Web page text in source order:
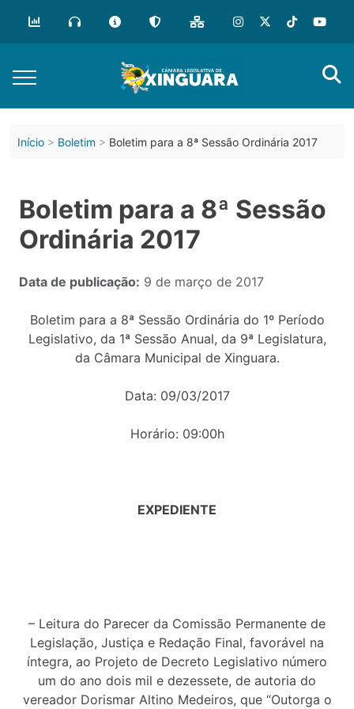
Início Boletim Boletim para a 8ª Sessão Ordinária 2017
Boletim para a 8ª Sessão
Ordinária 2017
Data de publicação: 9 de março de 2017
Boletim para a 8ª Sessão Ordinária do 1º Período
Legislativo, da 1ª Sessão Anual, da 9ª Legislatura,
da Câmara Municipal de Xinguara.
Data: 09/03/2017
Horário: 09:00h
EXPEDIENTE
– Leitura do Parecer da Comissão Permanente de
Legislação, Justiça e Redação Final, favorável na
íntegra, ao Projeto de Decreto Legislativo número
um do ano dois mil e dezessete, de autoria do
vereador Dorismar Altino Medeiros, que “Outorga o